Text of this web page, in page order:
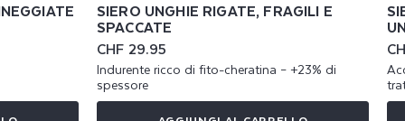
SIERO UNGHIE RIGATE, FRAGILI E
SPACCATE
Prezzo
di
listino
CHF 29.95
Indurente ricco di fito-cheratina – +23% di
spessore
di